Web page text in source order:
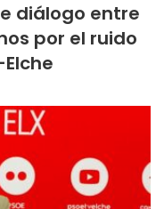
diálogo entre
por el ruido